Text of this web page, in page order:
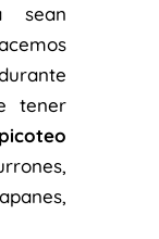
sean
tener
picoteo